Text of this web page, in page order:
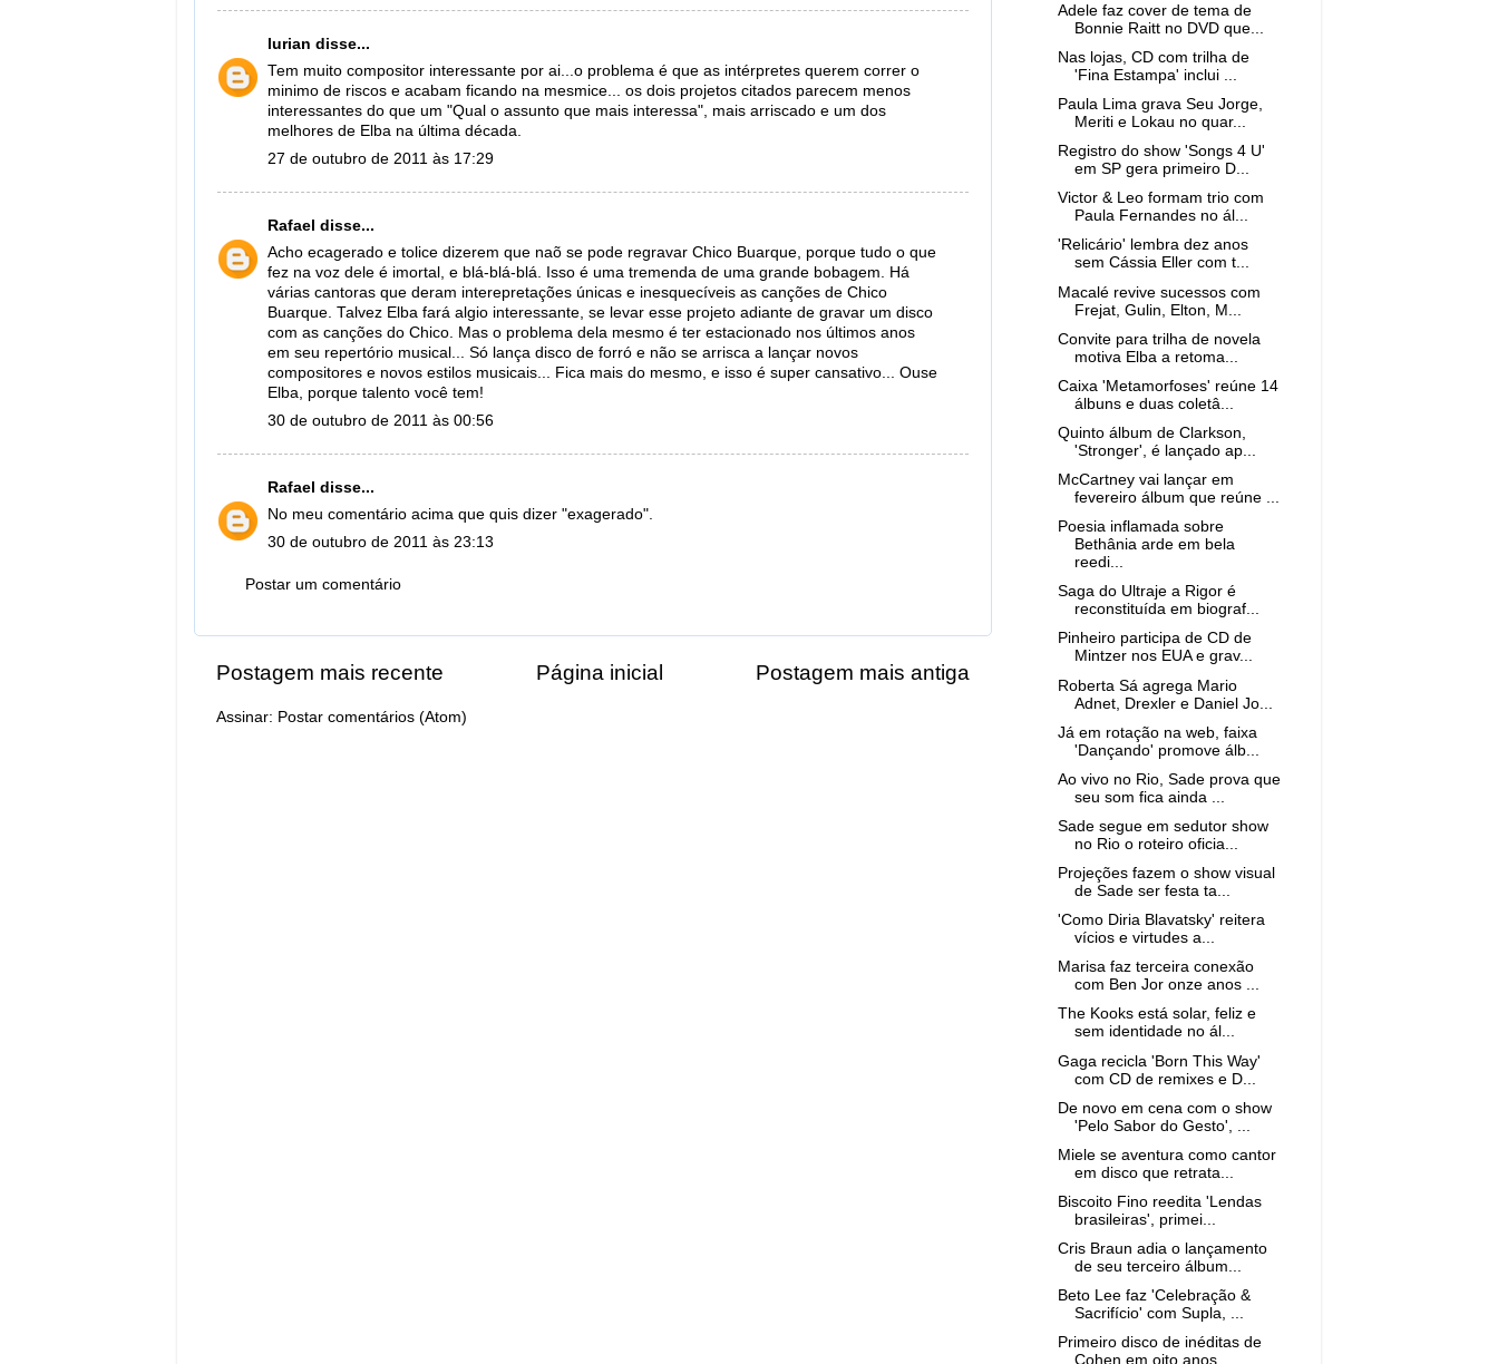
lurian disse...
Tem muito compositor interessante por ai...o problema é que as intérpretes querem correr o
minimo de riscos e acabam ficando na mesmice... os dois projetos citados parecem menos
interessantes do que um "Qual o assunto que mais interessa", mais arriscado e um dos
melhores de Elba na última década.
27 de outubro de 2011 às 17:29
Rafael disse...
Acho ecagerado e tolice dizerem que naõ se pode regravar Chico Buarque, porque tudo o que
fez na voz dele é imortal, e blá-blá-blá. Isso é uma tremenda de uma grande bobagem. Há
várias cantoras que deram interepretações únicas e inesquecíveis as canções de Chico
Buarque. Talvez Elba fará algio interessante, se levar esse projeto adiante de gravar um disco
com as canções do Chico. Mas o problema dela mesmo é ter estacionado nos últimos anos
em seu repertório musical... Só lança disco de forró e não se arrisca a lançar novos
compositores e novos estilos musicais... Fica mais do mesmo, e isso é super cansativo... Ouse
Elba, porque talento você tem!
30 de outubro de 2011 às 00:56
Rafael disse...
No meu comentário acima que quis dizer "exagerado".
30 de outubro de 2011 às 23:13
Postar um comentário
Postagem mais recente Postagem mais antiga
Página inicial
Assinar: Postar comentários (Atom)
Adele faz cover de tema de
Bonnie Raitt no DVD que...
Nas lojas, CD com trilha de
'Fina Estampa' inclui ...
Paula Lima grava Seu Jorge,
Meriti e Lokau no quar...
Registro do show 'Songs 4 U'
em SP gera primeiro D...
Victor & Leo formam trio com
Paula Fernandes no ál...
'Relicário' lembra dez anos
sem Cássia Eller com t...
Macalé revive sucessos com
Frejat, Gulin, Elton, M...
Convite para trilha de novela
motiva Elba a retoma...
Caixa 'Metamorfoses' reúne 14
álbuns e duas coletâ...
Quinto álbum de Clarkson,
'Stronger', é lançado ap...
McCartney vai lançar em
fevereiro álbum que reúne ...
Poesia inflamada sobre
Bethânia arde em bela
reedi...
Saga do Ultraje a Rigor é
reconstituída em biograf...
Pinheiro participa de CD de
Mintzer nos EUA e grav...
Roberta Sá agrega Mario
Adnet, Drexler e Daniel Jo...
Já em rotação na web, faixa
'Dançando' promove álb...
Ao vivo no Rio, Sade prova que
seu som fica ainda ...
Sade segue em sedutor show
no Rio o roteiro oficia...
Projeções fazem o show visual
de Sade ser festa ta...
'Como Diria Blavatsky' reitera
vícios e virtudes a...
Marisa faz terceira conexão
com Ben Jor onze anos ...
The Kooks está solar, feliz e
sem identidade no ál...
Gaga recicla 'Born This Way'
com CD de remixes e D...
De novo em cena com o show
'Pelo Sabor do Gesto', ...
Miele se aventura como cantor
em disco que retrata...
Biscoito Fino reedita 'Lendas
brasileiras', primei...
Cris Braun adia o lançamento
de seu terceiro álbum...
Beto Lee faz 'Celebração &
Sacrifício' com Supla, ...
Primeiro disco de inéditas de
Cohen em oito anos, ...